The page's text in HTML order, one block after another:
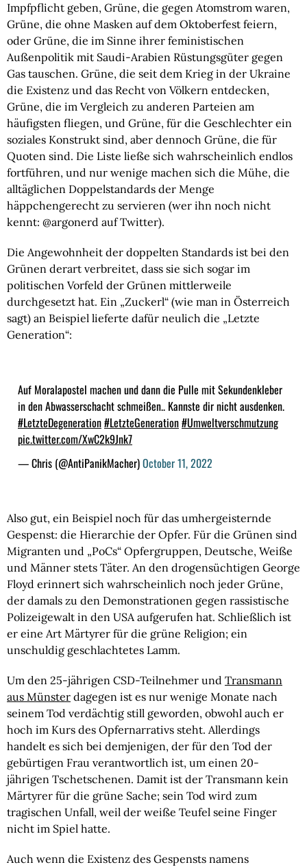
Impfpflicht geben, Grüne, die gegen Atomstrom waren,
Grüne, die ohne Masken auf dem Oktoberfest feiern,
oder Grüne, die im Sinne ihrer feministischen
Außenpolitik mit Saudi-Arabien Rüstungsgüter gegen
Gas tauschen. Grüne, die seit dem Krieg in der Ukraine
die Existenz und das Recht von Völkern entdecken,
Grüne, die im Vergleich zu anderen Parteien am
häufigsten fliegen, und Grüne, für die Geschlechter ein
soziales Konstrukt sind, aber dennoch Grüne, die für
Quoten sind. Die Liste ließe sich wahrscheinlich endlos
fortführen, und nur wenige machen sich die Mühe, die
alltäglichen Doppelstandards der Menge
häppchengerecht zu servieren (wer ihn noch nicht
kennt: @argonerd auf Twitter).
Die Angewohnheit der doppelten Standards ist bei den
Grünen derart verbreitet, dass sie sich sogar im
politischen Vorfeld der Grünen mittlerweile
durchgesetzt hat. Ein „Zuckerl“ (wie man in Österreich
sagt) an Beispiel lieferte dafür neulich die „Letzte
Generation“:
Auf Moralapostel machen und dann die Pulle mit Sekundenkleber
in den Abwasserschacht schmeißen.. Kannste dir nicht ausdenken.
#LetzteDegeneration#LetzteGeneration#Umweltverschmutzung
pic.twitter.com/XwC2k9Jnk7
— Chris (@AntiPanikMacher)October 11, 2022
Also gut, ein Beispiel noch für das umhergeisternde
Gespenst: die Hierarchie der Opfer. Für die Grünen sind
Migranten und „PoCs“ Opfergruppen, Deutsche, Weiße
und Männer stets Täter. An den drogensüchtigen George
Floyd erinnert sich wahrscheinlich noch jeder Grüne,
der damals zu den Demonstrationen gegen rassistische
Polizeigewalt in den USA aufgerufen hat. Schließlich ist
er eine Art Märtyrer für die grüne Religion; ein
unschuldig geschlachtetes Lamm.
Um den 25-jährigen CSD-Teilnehmer und Transmann
aus Münster dagegen ist es nur wenige Monate nach
seinem Tod verdächtig still geworden, obwohl auch er
hoch im Kurs des Opfernarrativs steht. Allerdings
handelt es sich bei demjenigen, der für den Tod der
gebürtigen Frau verantwortlich ist, um einen 20-
jährigen Tschetschenen. Damit ist der Transmann kein
Märtyrer für die grüne Sache; sein Tod wird zum
tragischen Unfall, weil der weiße Teufel seine Finger
nicht im Spiel hatte.
Auch wenn die Existenz des Gespensts namens